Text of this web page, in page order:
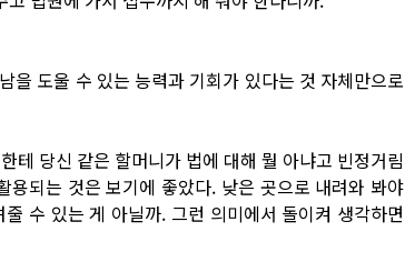
을 도울 수 있는 능력과 기회가 있다는 것 자체만으로
테 당신 같은 할머니가 법에 대해 뭘 아냐고 빈정거림
되는 것은 보기에 좋았다. 낮은 곳으로 내려와 봐야
수 있는 게 아닐까. 그런 의미에서 돌이켜 생각하면